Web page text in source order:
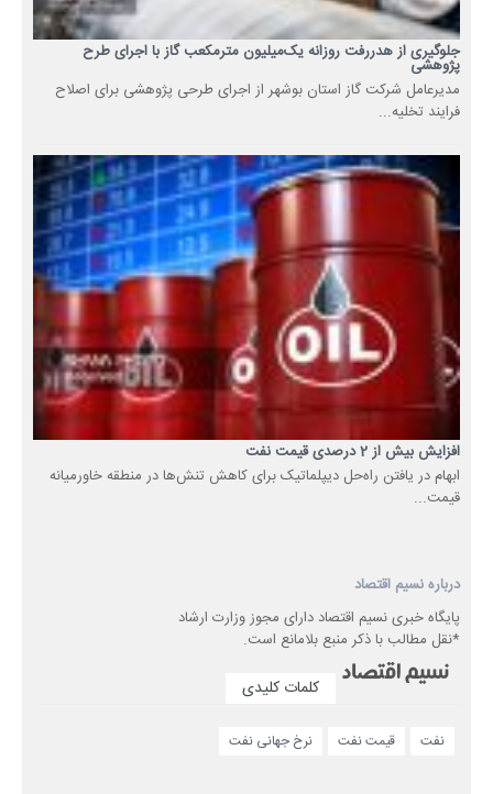
جلوگیری از هدررفت روزانه یک‌میلیون مترمکعب گاز با اجرای طرح
پژوهشی
مدیرعامل شرکت گاز استان بوشهر از اجرای طرحی پژوهشی برای اصلاح
فرایند تخلیه...
افزایش بیش از 2 درصدی قیمت نفت
ابهام در یافتن راه‌حل‌ دیپلماتیک برای کاهش تنش‌ها در منطقه خاورمیانه
قیمت...
درباره نسیم اقتصاد
پایگاه خبری نسیم اقتصاد دارای مجوز وزارت ارشاد
*نقل مطالب با ذکر منبع بلامانع است.
کلمات کلیدی
نفت قیمت نفت نرخ جهانی نفت